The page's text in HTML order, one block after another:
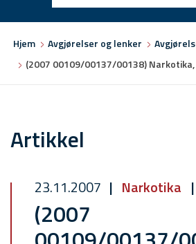
Hjem Avgjørelser og lenker
(2007 00109/00137/00138)
Artikkel
23.11.2007 Narkotika
(2007